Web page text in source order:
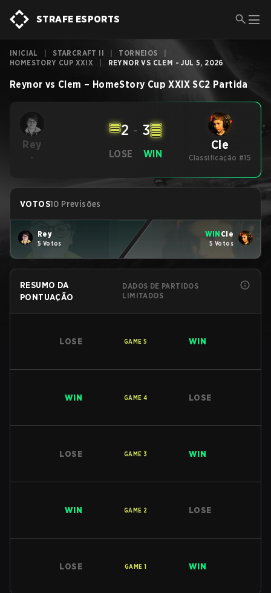
STRAFE ESPORTS
INICIAL STARCRAFT II TORNEIOS
HOMESTORY CUP XXIX
REYNOR VS CLEM - JUL 5, 2026
Reynor vs Clem – HomeStory Cup XXIX SC2 Partida
Rey
- LOSE
2 - 3
WIN
Cle
Classificação #15
VOTOS10 Previsões
Rey
5 Votos
WIN Cle
5 Votos
RESUMO DA
PONTUAÇÃO
DADOS DE PARTIDOS
LIMITADOS
LOSE GAME 5 WIN
WIN GAME 4 LOSE
LOSE GAME 3 WIN
WIN GAME 2 LOSE
LOSE GAME 1 WIN